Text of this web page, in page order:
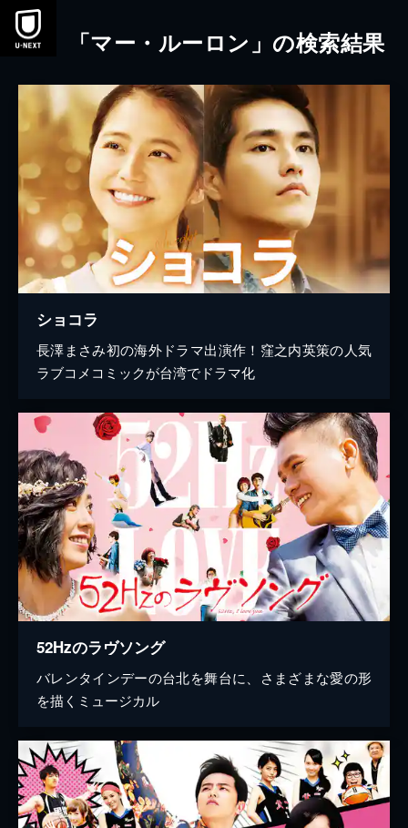
本文へスキップ
「マー・ルーロン」の検索結果
ショコラ
長澤まさみ初の海外ドラマ出演作！窪之内英策の人気
ラブコメコミックが台湾でドラマ化
52Hzのラヴソング
バレンタインデーの台北を舞台に、さまざまな愛の形
を描くミュージカル